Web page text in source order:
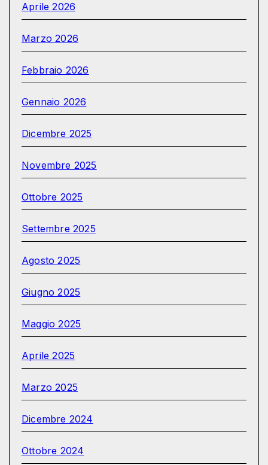
Aprile 2026
Marzo 2026
Febbraio 2026
Gennaio 2026
Dicembre 2025
Novembre 2025
Ottobre 2025
Settembre 2025
Agosto 2025
Giugno 2025
Maggio 2025
Aprile 2025
Marzo 2025
Dicembre 2024
Ottobre 2024